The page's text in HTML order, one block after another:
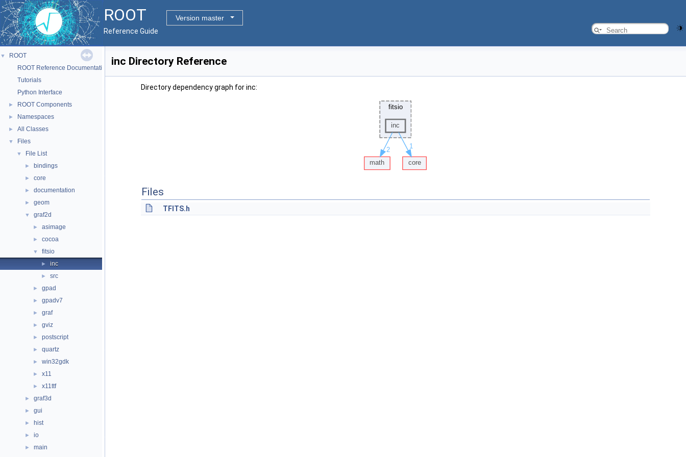
ROOT
Version master
Reference Guide
▼
ROOT
ROOT Reference Documentation
Tutorials
Python Interface
► ROOT Components
► Namespaces
► All Classes
▼ Files
▼ File List
► bindings
► core
► documentation
► geom
▼ graf2d
► asimage
► cocoa
▼ fitsio
► inc
► src
► gpad
► gpadv7
► graf
► gviz
► postscript
► quartz
► win32gdk
► x11
► x11ttf
► graf3d
► gui
► hist
► io
► main
inc Directory Reference
Directory dependency graph for inc:
Files
TFITS.h